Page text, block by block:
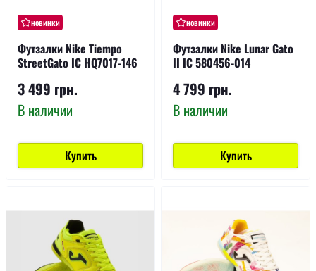
новинки
Футзалки Nike Tiempo
StreetGato IC HQ7017-146
3 499 грн.
В наличии
Купить
новинки
Футзалки Nike Lunar Gato
II IC 580456-014
4 799 грн.
В наличии
Купить